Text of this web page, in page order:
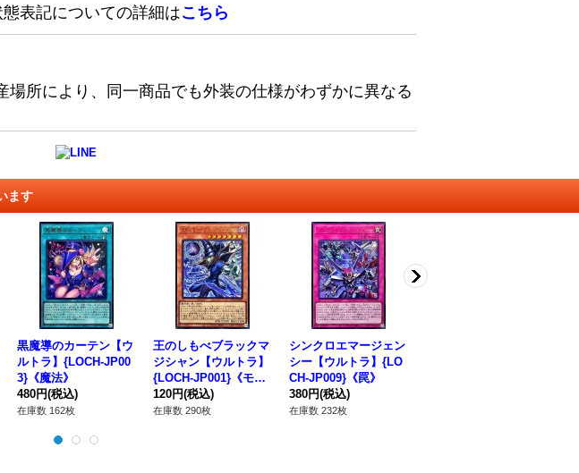
表記についての詳細はこちら
所により、同一商品でも外装の仕様がわずかに異なる
ます
黒魔導のカーテン【ウ
ルトラ】{LOCH-JP00
3}《魔法》
480円(税込)
在庫数 162枚
王のしもべブラックマ
ジシャン【ウルトラ】
{LOCH-JP001}《モン
スター》
120円(税込)
在庫数 290枚
シンクロエマージェン
シー【ウルトラ】{LO
CH-JP009}《罠》
380円(税込)
在庫数 232枚